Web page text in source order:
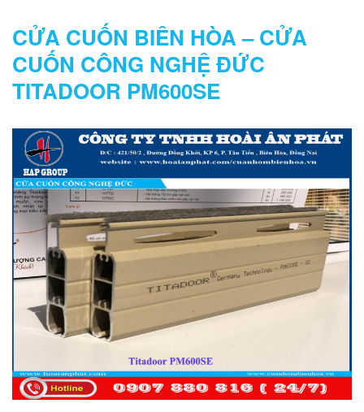
CỬA CUỐN BIÊN HÒA – CỬA
CUỐN CÔNG NGHỆ ĐỨC
TITADOOR PM600SE